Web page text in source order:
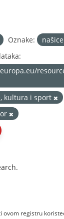
Oznake:
našice
kultura i sport
ovom registru